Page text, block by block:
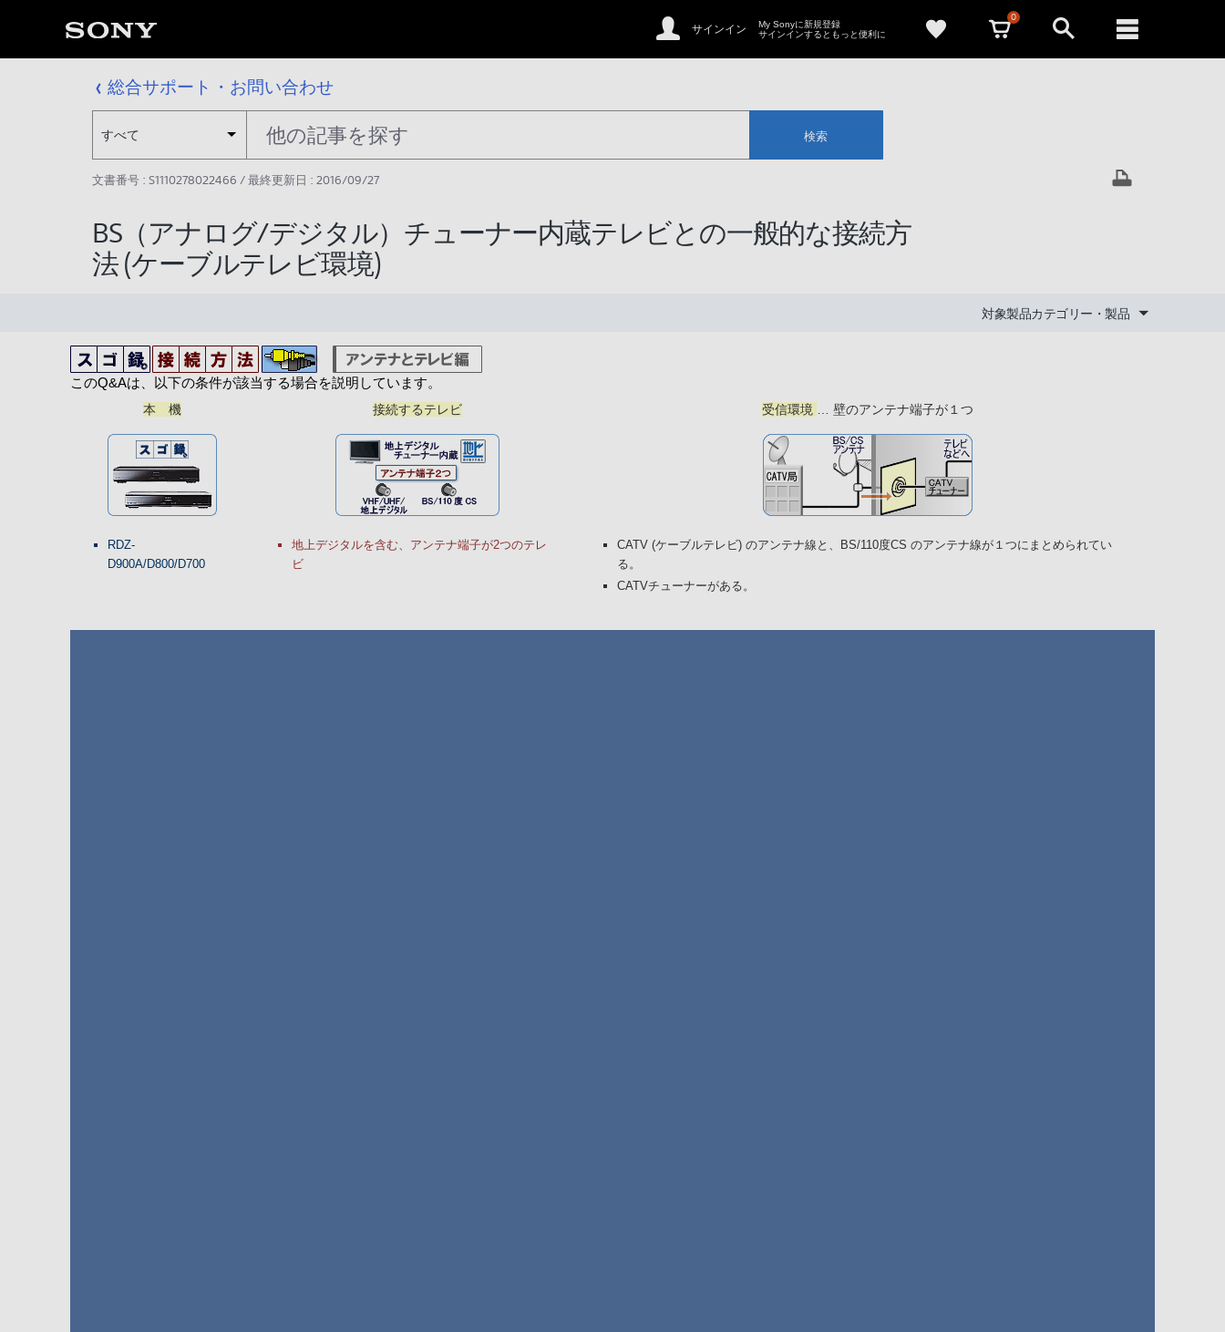
サインイン
My Sonyに新規登録
サインインするともっと便利に
0
総合サポート・お問い合わせ
すべて 検索
文書番号 : S1110278022466 / 最終更新日 : 2016/09/27
BS（アナログ/デジタル）チューナー内蔵テレビとの一般的な接続方
法 (ケーブルテレビ環境)
対象製品カテゴリー・製品
このQ&Aは、以下の条件が該当する場合を説明しています。
本 機 接続するテレビ 受信環境 … 壁のアンテナ端子が１つ
RDZ-
D900A/D800/D700
地上デジタルを含む、アンテナ端子が2つのテレ
ビ
CATV (ケーブルテレビ) のアンテナ線と、BS/110度CS のアンテナ線が１つにまとめられてい
る。
CATVチューナーがある。